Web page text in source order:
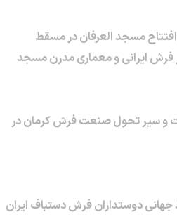
افتتاح مسجد العرفان در مسقط
ایرانی و معماری مدرن مسجد
و سیر تحول صنعت فرش کرمان در
جهانی دوستداران فرش دستباف ایران